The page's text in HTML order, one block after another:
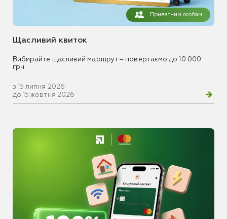
Приватним особам
Щасливий квиток
Вибирайте щасливий маршрут – повертаємо до 10 000
грн
з 15 липня 2026
до 15 жовтня 2026